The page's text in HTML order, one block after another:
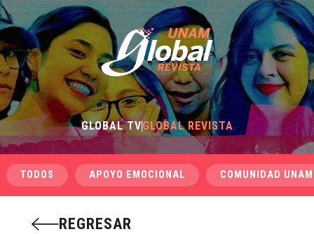
GLOBAL TVGLOBAL REVISTA
TODOS APOYO EMOCIONAL COMUNIDAD UNAM
REGRESAR